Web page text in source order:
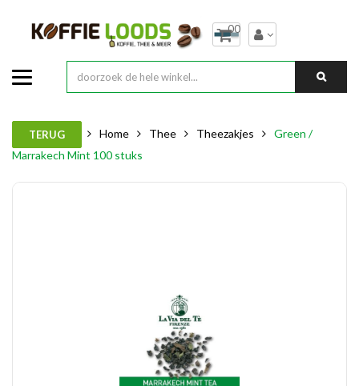
00
TERUG Home Thee Theezakjes
Green /
Marrakech Mint 100 stuks